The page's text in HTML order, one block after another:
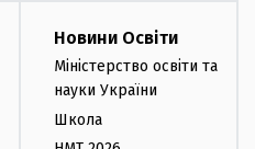
Новини Освіти
Міністерство освіти та
науки України
Школа